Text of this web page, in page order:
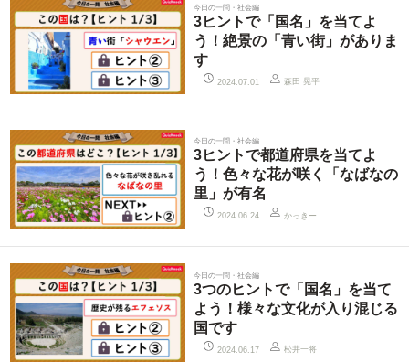
今日の一問・社会編
3ヒントで「国名」を当てよ
う！絶景の「青い街」がありま
す
2024.07.01 森田 晃平
今日の一問・社会編
3ヒントで都道府県を当てよ
う！色々な花が咲く「なばなの
里」が有名
2024.06.24 かっきー
今日の一問・社会編
3つのヒントで「国名」を当て
よう！様々な文化が入り混じる
国です
2024.06.17 松井一将